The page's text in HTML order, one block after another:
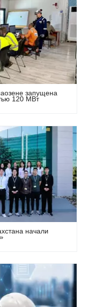
запущена
120 МВт
начали